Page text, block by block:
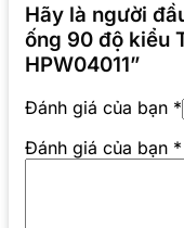
Hãy là người
ống 90 độ kiểu
HPW04011”
Đánh giá của bạn *
Đánh giá của bạn *